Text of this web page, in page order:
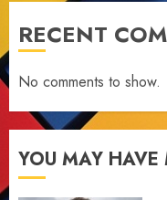
RECENT
No comments to show.
YOU MAY HAVE